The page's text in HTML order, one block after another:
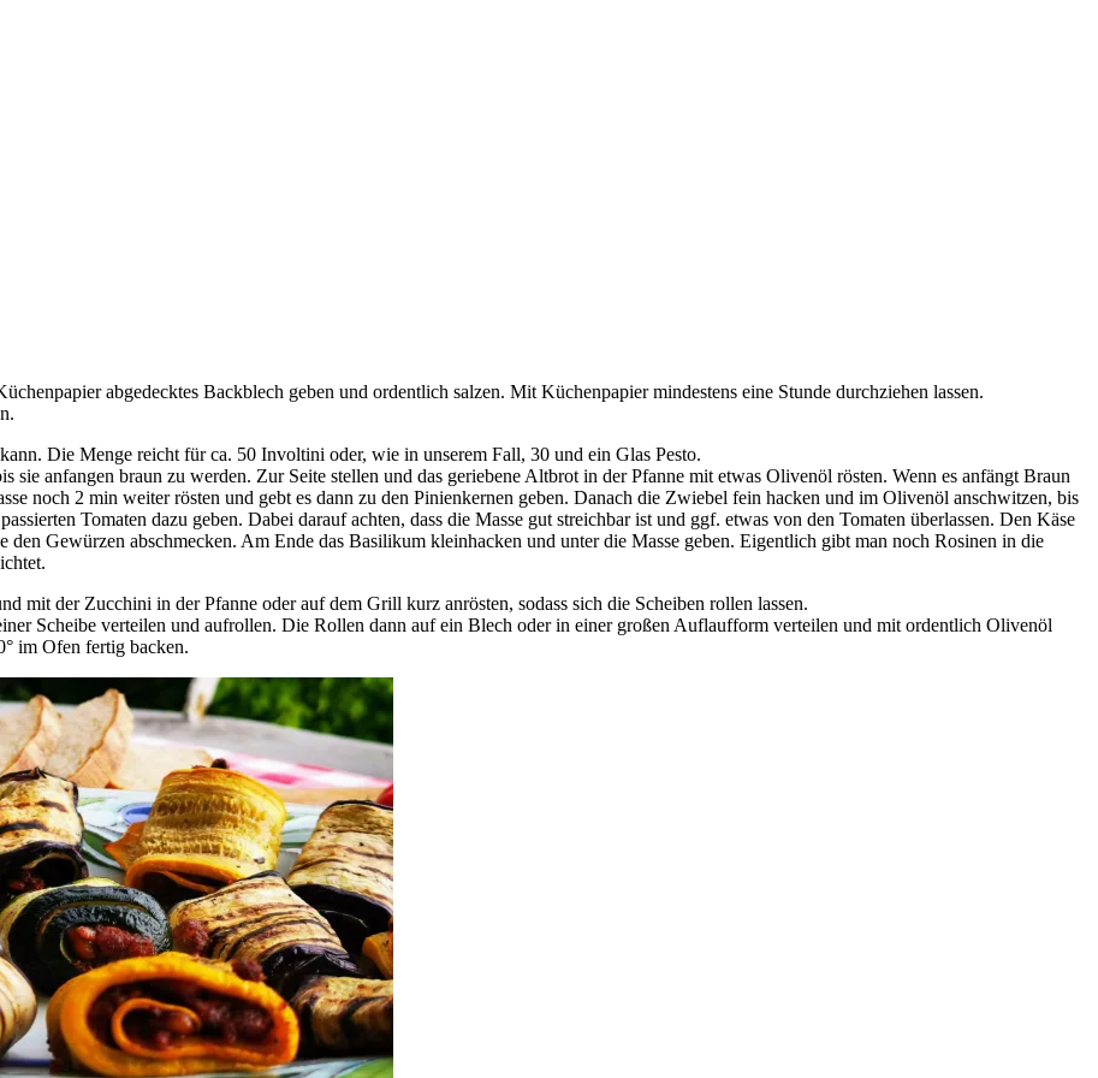
abgedecktes Backblech geben und ordentlich salzen. Mit Küchenpapier mindestens eine Stunde durchziehen lassen.
Die Menge reicht für ca. 50 Involtini oder, wie in unserem Fall, 30 und ein Glas Pesto.
sie anfangen braun zu werden. Zur Seite stellen und das geriebene Altbrot in der Pfanne mit etwas Olivenöl rösten. Wenn es anfängt Braun
noch 2 min weiter rösten und gebt es dann zu den Pinienkernen geben. Danach die Zwiebel fein hacken und im Olivenöl anschwitzen, bis
Tomaten dazu geben. Dabei darauf achten, dass die Masse gut streichbar ist und ggf. etwas von den Tomaten überlassen. Den Käse
Gewürzen abschmecken. Am Ende das Basilikum kleinhacken und unter die Masse geben. Eigentlich gibt man noch Rosinen in die
mit der Zucchini in der Pfanne oder auf dem Grill kurz anrösten, sodass sich die Scheiben rollen lassen.
Scheibe verteilen und aufrollen. Die Rollen dann auf ein Blech oder in einer großen Auflaufform verteilen und mit ordentlich Olivenöl
im Ofen fertig backen.